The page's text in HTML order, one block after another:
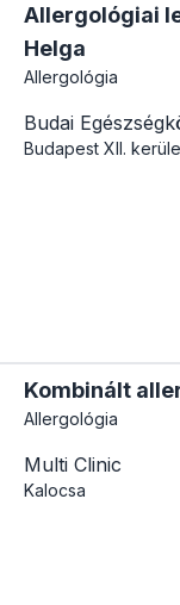
Allergológiai
Helga
Allergológia
Budai
Budapest XII.
Kombinált
Allergológia
Multi Clinic
Kalocsa